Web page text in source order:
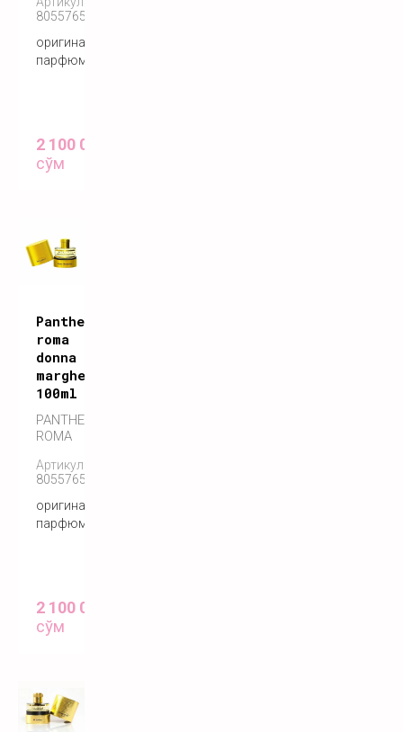
8055765270504
оригинальный
парфюм
2 100 000
сўм
Pantheon
roma
donna
margherita
100ml
PANTHEON
ROMA
Артикул:
8055765270504
оригинальный
парфюм
2 100 000
сўм